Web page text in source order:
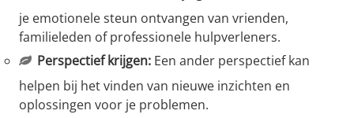
je emotionele steun ontvangen van vrienden,
familieleden of professionele hulpverleners.
Perspectief krijgen:Een ander perspectief kan
helpen bij het vinden van nieuwe inzichten en
oplossingen voor je problemen.